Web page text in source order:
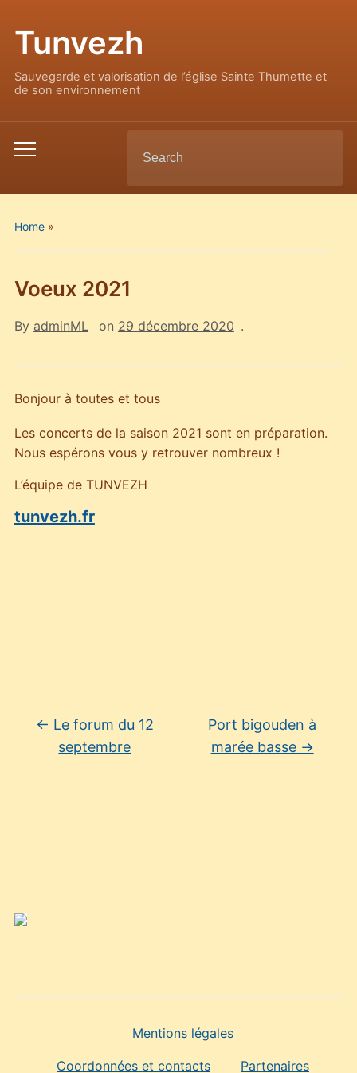
Tunvezh
Sauvegarde et valorisation de l’église Sainte Thumette et
de son environnement
Toggle
menu
for:
Home»
Voeux 2021
By adminML on 29 décembre 2020 .
Bonjour à toutes et tous
Les concerts de la saison 2021 sont en préparation.
Nous espérons vous y retrouver nombreux !
L’équipe de TUNVEZH
tunvezh.fr
← Le forum du 12
septembre
Port bigouden à
marée basse →
Mentions légales
Coordonnées et contacts Partenaires